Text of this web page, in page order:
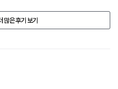
많은 후기 보기